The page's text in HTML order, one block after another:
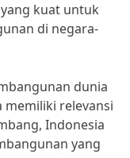
kuat untuk
di negara-
dunia
relevansi
Indonesia
yang